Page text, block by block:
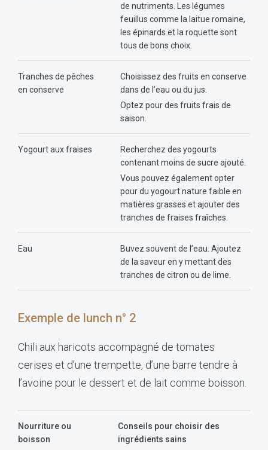
de nutriments. Les légumes
feuillus comme la laitue romaine,
les épinards et la roquette sont
tous de bons choix.
Tranches de pêches
en conserve
Choisissez des fruits en conserve
dans de l’eau ou du jus.
Optez pour des fruits frais de
saison.
Yogourt aux fraises
Recherchez des yogourts
contenant moins de sucre ajouté.
Vous pouvez également opter
pour du yogourt nature faible en
matières grasses et ajouter des
tranches de fraises fraîches.
Eau
Buvez souvent de l’eau. Ajoutez
de la saveur en y mettant des
tranches de citron ou de lime.
Exemple de lunch n° 2
Chili aux haricots accompagné de tomates
cerises et d’une trempette, d’une barre tendre à
l’avoine pour le dessert et de lait comme boisson.
Nourriture ou
boisson
Conseils pour choisir des
ingrédients sains